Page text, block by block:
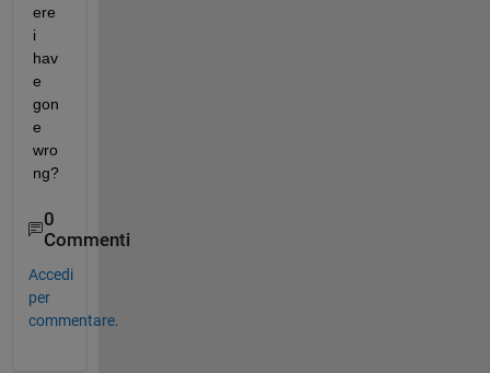
ere
i
hav
e
gon
e
wro
ng?
0
Commenti
Accedi
per
commentare.